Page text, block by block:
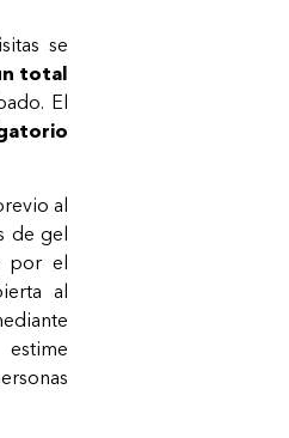
se
total
El
al
de gel
por el
al